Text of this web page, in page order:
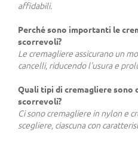
affidabili.
Perché sono importanti le
scorrevoli?
Le cremagliere assicurano un
cancelli, riducendo l'usura e
Quali tipi di cremagliere sono
scorrevoli?
Ci sono cremagliere in nylon e
scegliere, ciascuna con